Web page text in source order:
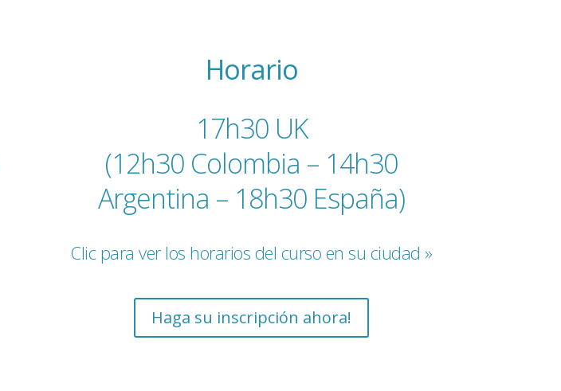
Horario
17h30 UK
(12h30 Colombia – 14h30
Argentina – 18h30 España)
Clic para ver los horarios del curso en su ciudad »
Haga su inscripción ahora!